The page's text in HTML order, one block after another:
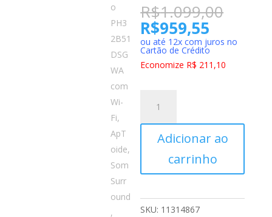
R$1.099,00
R$959,55
preço
atual
é:
ou até 12x com juros no
Cartão de Crédito
Economize R$ 211,10
LED
Wi-
Adicionar ao
carrinho
SKU: 11314867